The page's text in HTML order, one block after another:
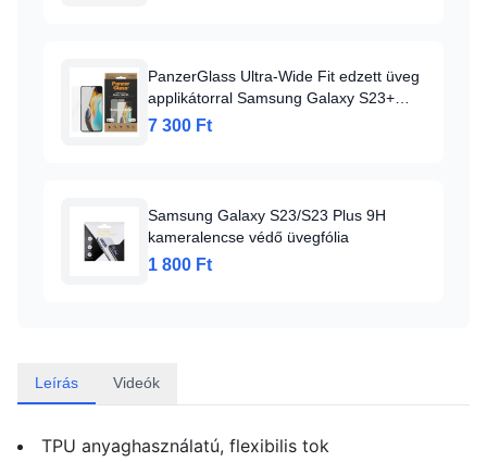
PanzerGlass Ultra-Wide Fit edzett üveg
applikátorral Samsung Galaxy S23+
üvegfólia
7 300 Ft
Samsung Galaxy S23/S23 Plus 9H
kameralencse védő üvegfólia
1 800 Ft
Leírás Videók
TPU anyaghasználatú, flexibilis tok